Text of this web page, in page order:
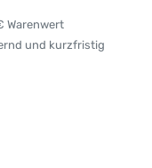
Warenwert
und kurzfristig